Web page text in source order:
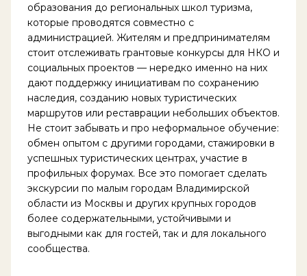
образования до региональных школ туризма,
которые проводятся совместно с
администрацией. Жителям и предпринимателям
стоит отслеживать грантовые конкурсы для НКО и
социальных проектов — нередко именно на них
дают поддержку инициативам по сохранению
наследия, созданию новых туристических
маршрутов или реставрации небольших объектов.
Не стоит забывать и про неформальное обучение:
обмен опытом с другими городами, стажировки в
успешных туристических центрах, участие в
профильных форумах. Все это помогает сделать
экскурсии по малым городам Владимирской
области из Москвы и других крупных городов
более содержательными, устойчивыми и
выгодными как для гостей, так и для локального
сообщества.